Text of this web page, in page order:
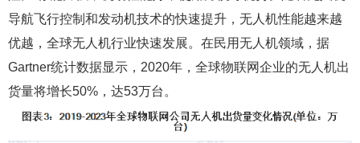
导航飞行控制和发动机技术的快速提升，无人机性能越来越
优越，全球无人机行业快速发展。在民用无人机领域，据
Gartner统计数据显示，2020年，全球物联网企业的无人机出
货量将增长50%，达53万台。